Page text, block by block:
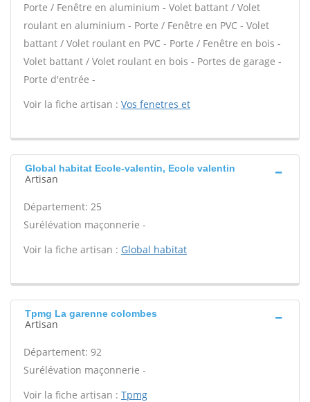
Porte / Fenêtre en aluminium - Volet battant / Volet
roulant en aluminium - Porte / Fenêtre en PVC - Volet
battant / Volet roulant en PVC - Porte / Fenêtre en bois -
Volet battant / Volet roulant en bois - Portes de garage -
Porte d'entrée -
Voir la fiche artisan : Vos fenetres et
Global habitat Ecole-valentin, Ecole valentin
Artisan
Département: 25
Surélévation maçonnerie -
Voir la fiche artisan : Global habitat
Tpmg La garenne colombes
Artisan
Département: 92
Surélévation maçonnerie -
Voir la fiche artisan : Tpmg